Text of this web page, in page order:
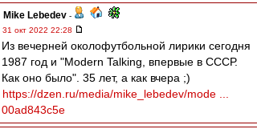
Mike Lebedev -
31 окт 2022 22:28
Из вечерней околофутбольной лирики сегодня
1987 год и "Modern Talking, впервые в СССР.
Как оно было". 35 лет, а как вчера ;)
https://dzen.ru/media/mike_lebedev/mode ...
00ad843c5e